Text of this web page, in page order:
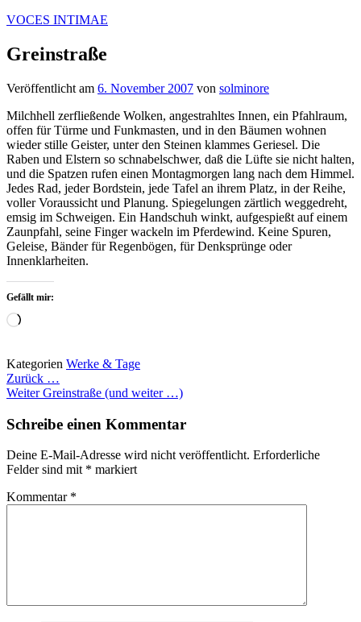
Zum
springen
VOCES INTIMAE
Greinstraße
Veröffentlicht am 6. November 2007 von solminore
Milchhell zerfließende Wolken, angestrahltes Innen, ein Pfahlraum,
offen für Türme und Funkmasten, und in den Bäumen wohnen
wieder stille Geister, unter den Steinen klammes Geriesel. Die
Raben und Elstern so schnabelschwer, daß die Lüfte sie nicht halten,
und die Spatzen rufen einen Montagmorgen lang nach dem Himmel.
Jedes Rad, jeder Bordstein, jede Tafel an ihrem Platz, in der Reihe,
voller Voraussicht und Planung. Spiegelungen zärtlich weggedreht,
emsig im Schweigen. Ein Handschuh winkt, aufgespießt auf einem
Zaunpfahl, seine Finger wackeln im Pferdewind. Keine Spuren,
Geleise, Bänder für Regenbögen, für Denksprünge oder
Innenklarheiten.
Gefällt mir:
Wird
Kategorien Werke & Tage
Beitragsnavigation
Zurück …
Weiter Greinstraße (und weiter …)
Schreibe einen Kommentar
Deine E-Mail-Adresse wird nicht veröffentlicht. Erforderliche
Felder sind mit * markiert
Kommentar *